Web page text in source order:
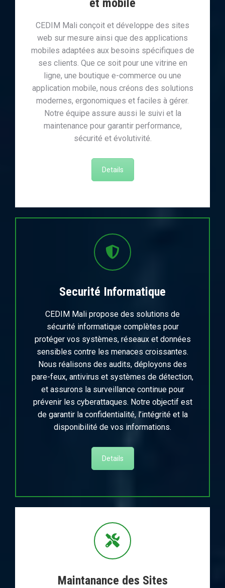
et mobile
CEDIM Mali conçoit et développe des sites
web sur mesure ainsi que des applications
mobiles adaptées aux besoins spécifiques de
ses clients. Que ce soit pour une vitrine en
ligne, une boutique e-commerce ou une
application mobile, nous créons des solutions
modernes, ergonomiques et faciles à gérer.
Notre équipe assure aussi le suivi et la
maintenance pour garantir performance,
sécurité et évolutivité.
Details
Securité Informatique
CEDIM Mali propose des solutions de
sécurité informatique complètes pour
protéger vos systèmes, réseaux et données
sensibles contre les menaces croissantes.
Nous réalisons des audits, déployons des
pare-feux, antivirus et systèmes de détection,
et assurons la surveillance continue pour
prévenir les cyberattaques. Notre objectif est
de garantir la confidentialité, l’intégrité et la
disponibilité de vos informations.
Details
Maintanance des Sites